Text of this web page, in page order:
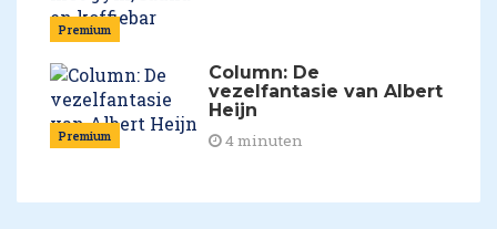
Premium
Premium
Column: De
vezelfantasie van Albert
Heijn
4 minuten